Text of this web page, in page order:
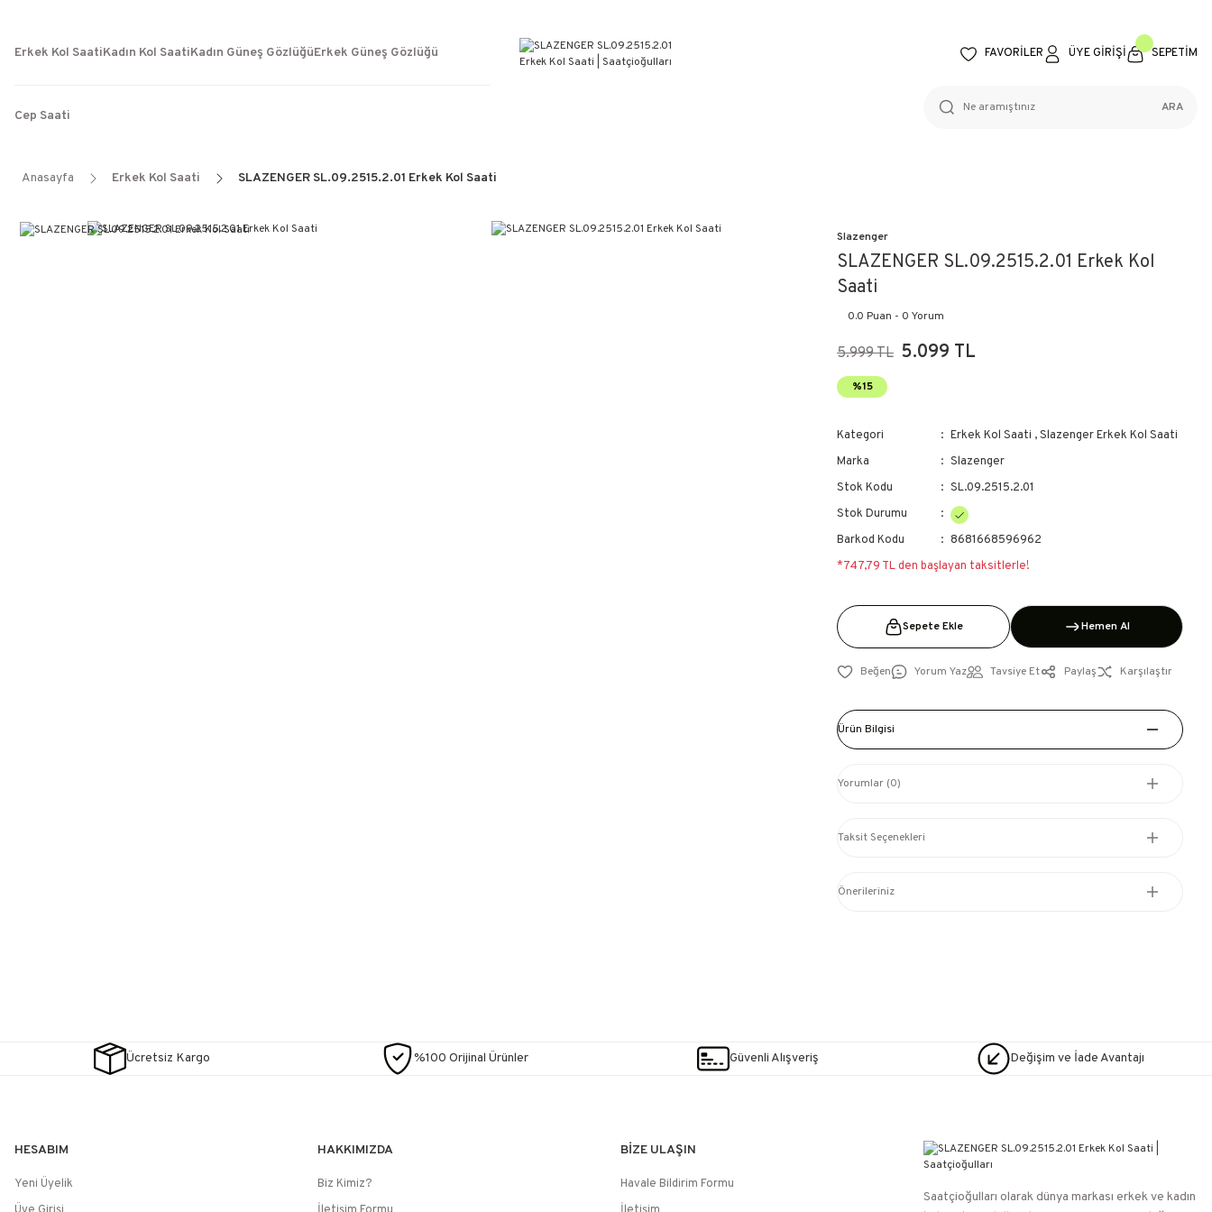
WEB SİTESİNE ÖZEL FİYATLAR
KAÇIRILMAYACAK FIRSATLAR
Erkek Kol SaatiKadın Kol SaatiKadın Güneş GözlüğüErkek Güneş Gözlüğü
Cep Saati
FAVORİLER ÜYE GİRİŞİ SEPETİM
ARA
Anasayfa Erkek Kol Saati SLAZENGER SL.09.2515.2.01 Erkek Kol Saati
Slazenger
SLAZENGER SL.09.2515.2.01 Erkek Kol
Saati
0.0 Puan - 0 Yorum
5.999 TL 5.099 TL
%15
Kategori Erkek Kol Saati ,Slazenger Erkek Kol Saati
Marka
Slazenger
Stok Kodu
SL.09.2515.2.01
Stok Durumu
Barkod Kodu
8681668596962
*747,79 TL den başlayan taksitlerle!
Sepete Ekle Hemen Al
Yorum Yaz Tavsiye Et Paylaş Karşılaştır
Ürün Bilgisi
Yorumlar (0)
Taksit Seçenekleri
Önerileriniz
Ücretsiz Kargo %100 Orijinal Ürünler Güvenli Alışveriş Değişim ve İade Avantajı
HESABIM
Yeni Üyelik
HAKKIMIZDA
Biz Kimiz?
BİZE ULAŞIN
Havale Bildirim Formu
Saatçioğulları⁠ olarak dünya markası erkek ve kadın